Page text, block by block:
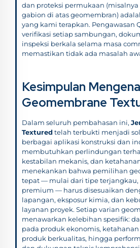
dan proteksi permukaan
gabion di atas geomembran)
yang kami terapkan. Pengawasan
verifikasi setiap sambungan,
inspeksi berkala selama masa
memastikan tidak ada masalah
Kesimpulan
Geomembrane
Dalam seluruh pembahasan ini,
Textured telah terbukti menjadi
berbagai aplikasi konstruksi dan
membutuhkan perlindungan
kestabilan mekanis, dan
menekankan bahwa pemilihan
tepat — mulai dari tipe terjangkau,
premium — harus disesuaikan
lapangan, eksposur kimia, dan
layanan proyek. Setiap varian
menawarkan kelebihan spesifik:
pada produk ekonomis,
produk berkualitas, hingga